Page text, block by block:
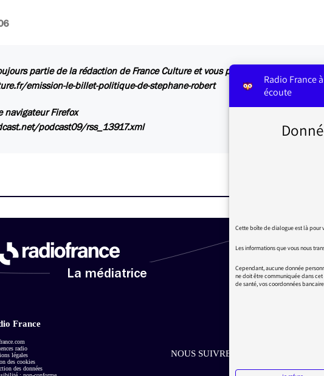
partie de la rédaction de France Culture et vous pouvez podcaster ses
emission-le-billet-politique-de-stephane-robert
navigateur Firefox
podcast09/rss_13917.xml
La médiatrice
France
radio
légales
des cookies
des données
NOUS SUIVRE SUR LES RÉSEAUX
Radio France
écoute
Cette boîte de dialogue est là pour
Les informations que vous nous
Cependant, aucune donnée
ne doit être communiquée dans
de santé, vos coordonnées